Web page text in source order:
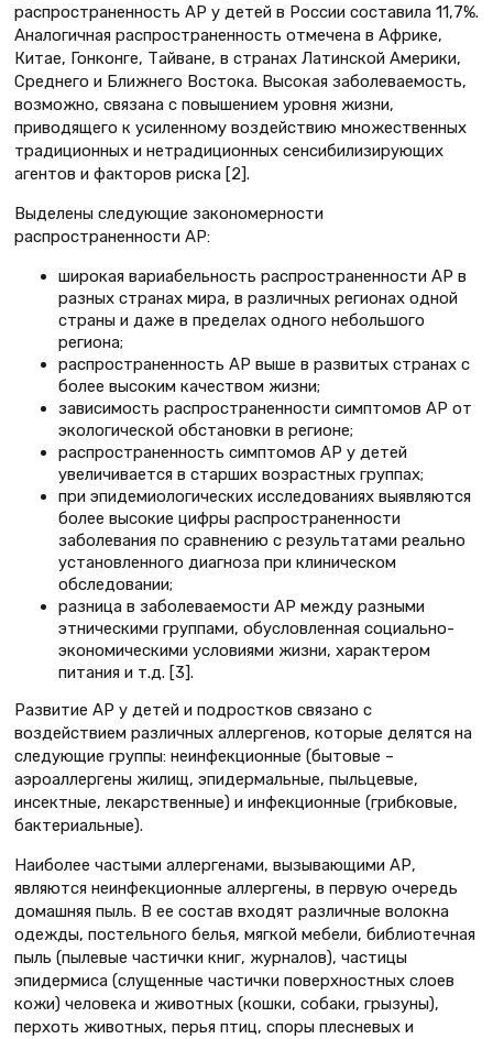
распространенность АР у детей в России составила 11,7%.
Аналогичная распространенность отмечена в Африке,
Китае, Гонконге, Тайване, в странах Латинской Америки,
Среднего и Ближнего Востока. Высокая заболеваемость,
возможно, связана с повышением уровня жизни,
приводящего к усиленному воздействию множественных
традиционных и нетрадиционных сенсибилизирующих
агентов и факторов риска [2].
Выделены следующие закономерности
распространенности АР:
широкая вариабельность распространенности АР в
разных странах мира, в различных регионах одной
страны и даже в пределах одного небольшого
региона;
распространенность АР выше в развитых странах с
более высоким качеством жизни;
зависимость распространенности симптомов АР от
экологической обстановки в регионе;
распространенность симптомов АР у детей
увеличивается в старших возрастных группах;
при эпидемиологических исследованиях выявляются
более высокие цифры распространенности
заболевания по сравнению с результатами реально
установленного диагноза при клиническом
обследовании;
разница в заболеваемости АР между разными
этническими группами, обусловленная социально-
экономическими условиями жизни, характером
питания и т.д. [3].
Развитие АР у детей и подростков связано с
воздействием различных аллергенов, которые делятся на
следующие группы: неинфекционные (бытовые –
аэроаллергены жилищ, эпидермальные, пыльцевые,
инсектные, лекарственные) и инфекционные (грибковые,
бактериальные).
Наиболее частыми аллергенами, вызывающими АР,
являются неинфекционные аллергены, в первую очередь
домашняя пыль. В ее состав входят различные волокна
одежды, постельного белья, мягкой мебели, библиотечная
пыль (пылевые частички книг, журналов), частицы
эпидермиса (слущенные частички поверхностных слоев
кожи) человека и животных (кошки, собаки, грызуны),
перхоть животных, перья птиц, споры плесневых и